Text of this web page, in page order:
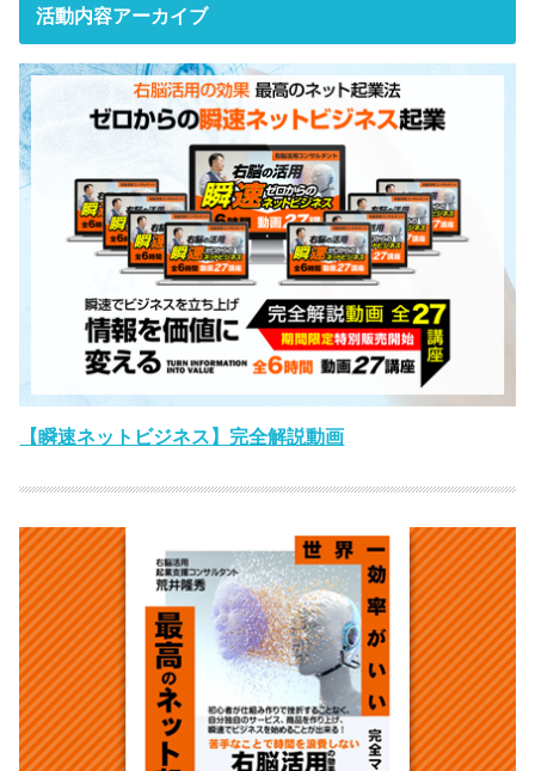
活動内容アーカイブ
【瞬速ネットビジネス】完全解説動画